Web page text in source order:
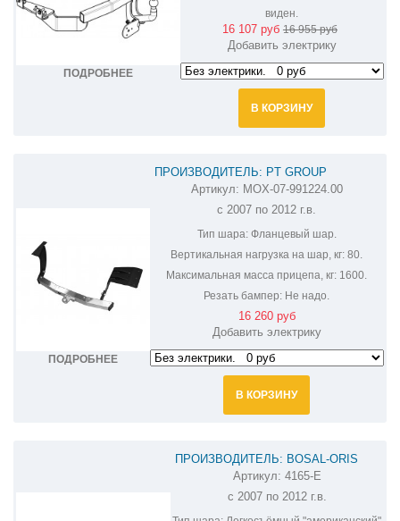
ПОДРОБНЕЕ
виден.
16 107 руб 16 955 руб
Добавить электрику
В КОРЗИНУ
ПОДРОБНЕЕ
ПРОИЗВОДИТЕЛЬ: PT GROUP
ФАРКОП НА MITSUBISHI OUTLANDER
MOX991101/MOX-07-991224.00
Артикул: MOX-07-991224.00
с 2007 по 2012 г.в.
Тип шара:Фланцевый шар.
Вертикальная нагрузка на шар, кг: 80.
Максимальная масса прицепа, кг: 1600.
Резать бампер: Не надо.
16 260 руб
Добавить электрику
В КОРЗИНУ
ПРОИЗВОДИТЕЛЬ: BOSAL-ORIS
ФАРКОП НА MITSUBISHI OUTLANDER
XL 4165-E
Артикул: 4165-E
с 2007 по 2012 г.в.